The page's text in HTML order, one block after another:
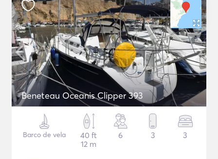
Beneteau Oceanis Clipper 393
Barco de vela
40 ft
12 m
6 3 3